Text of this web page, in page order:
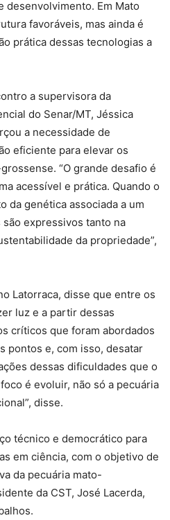
desenvolvimento. Em Mato
favoráveis, mas ainda é
prática dessas tecnologias a
a supervisora da
do Senar/MT, Jéssica
a necessidade de
eficiente para elevar os
“O grande desafio é
acessível e prática. Quando o
da genética associada a um
expressivos tanto na
da propriedade”,
Latorraca, disse que entre os
luz e a partir dessas
críticos que foram abordados
pontos e, com isso, desatar
dessas dificuldades que o
é evoluir, não só a pecuária
disse.
técnico e democrático para
em ciência, com o objetivo de
da pecuária mato-
da CST, José Lacerda,